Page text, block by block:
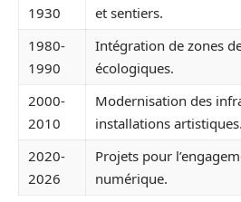
1930
et sentiers.
1980-
1990
Intégration de zones
écologiques.
2000-
2010
Modernisation des
installations artistiques.
2020-
2026
Projets pour
numérique.